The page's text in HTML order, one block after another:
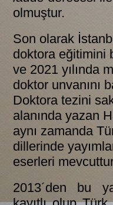
olmuştur.
Son olarak
doktora eğitimini
ve 2021 yılında
doktor unvanını
Doktora tezini
alanında yazan
aynı zamanda
dillerinde
eserleri
2013´den bu